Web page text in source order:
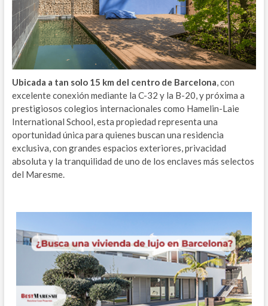
Ubicada a tan solo 15 km del centro de Barcelona, con
excelente conexión mediante la C-32 y la B-20, y próxima a
prestigiosos colegios internacionales como Hamelin-Laie
International School, esta propiedad representa una
oportunidad única para quienes buscan una residencia
exclusiva, con grandes espacios exteriores, privacidad
absoluta y la tranquilidad de uno de los enclaves más selectos
del Maresme.